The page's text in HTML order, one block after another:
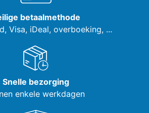
betaalmethode
Visa, iDeal, overboeking, ...
Snelle bezorging
enkele werkdagen